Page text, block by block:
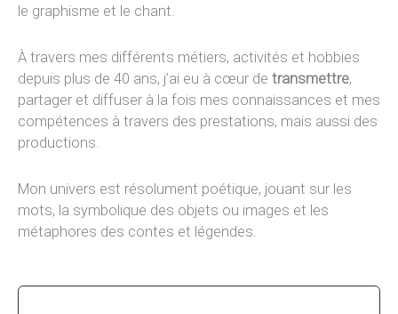
le graphisme et le chant.
À travers mes différents métiers, activités et hobbies
depuis plus de 40 ans, j’ai eu à cœur de transmettre,
partager et diffuser à la fois mes connaissances et mes
compétences à travers des prestations, mais aussi des
productions.
Mon univers est résolument poétique, jouant sur les
mots, la symbolique des objets ou images et les
métaphores des contes et légendes.